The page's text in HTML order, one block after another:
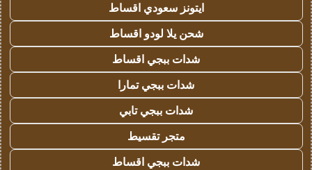
ايتونز سعودي اقساط
شحن يلا لودو اقساط
شدات ببجي اقساط
شدات ببجي تمارا
شدات ببجي تابي
متجر تقسيط
شدات ببجي اقساط